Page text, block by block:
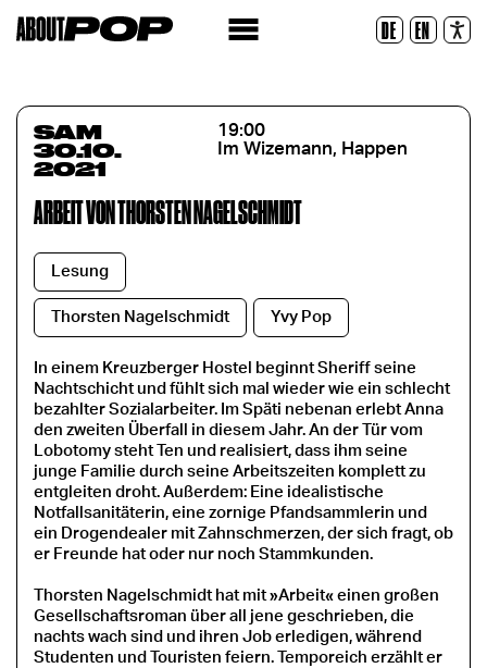
DE EN
Réinitialiser
SAM
30.10.
2021
19:00
Im Wizemann, Happen
ARBEIT VON THORSTEN NAGELSCHMIDT
Lesung
Thorsten Nagelschmidt Yvy Pop
In einem Kreuzberger Hostel beginnt Sheriff seine
Nachtschicht und fühlt sich mal wieder wie ein schlecht
bezahlter Sozialarbeiter. Im Späti nebenan erlebt Anna
den zweiten Überfall in diesem Jahr. An der Tür vom
Lobotomy steht Ten und realisiert, dass ihm seine
junge Familie durch seine Arbeitszeiten komplett zu
entgleiten droht. Außerdem: Eine idealistische
Notfallsanitäterin, eine zornige Pfandsammlerin und
ein Drogendealer mit Zahnschmerzen, der sich fragt, ob
er Freunde hat oder nur noch Stammkunden.
Thorsten Nagelschmidt hat mit »Arbeit« einen großen
Gesellschaftsroman über all jene geschrieben, die
nachts wach sind und ihren Job erledigen, während
Studenten und Touristen feiern. Temporeich erzählt er